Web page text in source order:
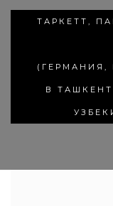
ТАРКЕТТ,
В